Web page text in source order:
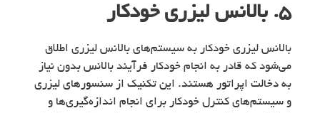
۵. بالانس لیزری خودکار
بالانس لیزری خودکار به سیستم‌های بالانس لیزری اطلاق
می‌شود که قادر به انجام خودکار فرآیند بالانس بدون نیاز
به دخالت اپراتور هستند. این تکنیک از سنسورهای لیزری
و سیستم‌های کنترل خودکار برای انجام اندازه‌گیری‌ها و